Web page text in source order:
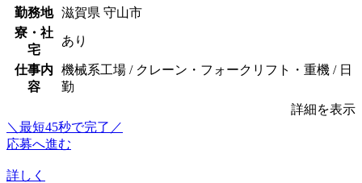
勤務地
滋賀県 守山市
寮・社
宅
あり
仕事内
容
機械系工場 / クレーン・フォークリフト・重機 / 日
勤
詳細を表示
＼最短45秒で完了／
応募へ進む
詳しく